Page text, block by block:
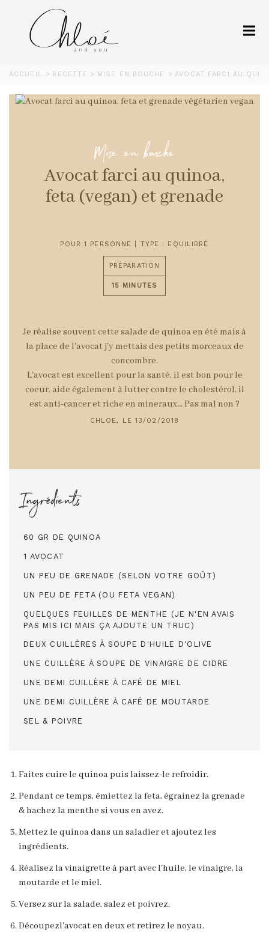
ACCUEIL RECETTE MISE EN BOUCHE AVOCAT FARCI AU
Mise en bouche
Avocat farci au quinoa,
feta (vegan) et grenade
POUR 1 PERSONNE | TYPE : EQUILIBRÉ
PRÉPARATION
15 MINUTES
Je réalise souvent cette salade de quinoa en été mais à
la place de l'avocat j'y mettais des petits morceaux de
concombre.
L'avocat est excellent pour la santé, il est bon pour le
coeur, aide également à lutter contre le cholestérol, il
est anti-cancer et riche en mineraux... Pas mal non ?
CHLOE, LE 13/02/2018
Ingrédients
60 GR DE QUINOA
1 AVOCAT
UN PEU DE GRENADE (SELON VOTRE GOÛT)
UN PEU DE FETA (OU FETA VEGAN)
QUELQUES FEUILLES DE MENTHE (JE N'EN AVAIS
PAS MIS ICI MAIS ÇA AJOUTE UN TRUC)
DEUX CUILLÈRES À SOUPE D'HUILE D'OLIVE
UNE CUILLÈRE À SOUPE DE VINAIGRE DE CIDRE
UNE DEMI CUILLÈRE À CAFÉ DE MIEL
UNE DEMI CUILLÈRE À CAFÉ DE MOUTARDE
SEL & POIVRE
Faites cuire le quinoa puis laissez-le refroidir.
Pendant ce temps, émiettez la feta, égrainez la grenade
& hachez la menthe si vous en avez.
Mettez le quinoa dans un saladier et ajoutez les
ingrédients.
Réalisez la vinaigrette à part avec l'huile, le vinaigre, la
moutarde et le miel.
Versez sur la salade, salez et poivrez.
Découpezl'avocat en deux et retirez le noyau.